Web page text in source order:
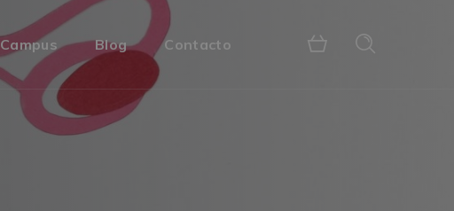
Campus Blog Contacto